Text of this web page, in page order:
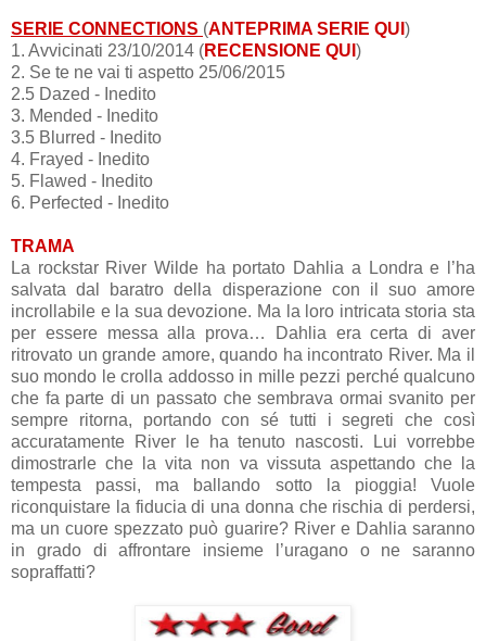
SERIE CONNECTIONS (ANTEPRIMA SERIE QUI )
1. Avvicinati 23/10/2014 (RECENSIONE QUI )
2. Se te ne vai ti aspetto 25/06/2015
2.5 Dazed - Inedito
3. Mended - Inedito
3.5 Blurred - Inedito
4. Frayed - Inedito
5. Flawed - Inedito
6. Perfected - Inedito
TRAMA
La rockstar River Wilde ha portato Dahlia a Londra e l’ha
salvata dal baratro della disperazione con il suo amore
incrollabile e la sua devozione. Ma la loro intricata storia sta
per essere messa alla prova… Dahlia era certa di aver
ritrovato un grande amore, quando ha incontrato River. Ma il
suo mondo le crolla addosso in mille pezzi perché qualcuno
che fa parte di un passato che sembrava ormai svanito per
sempre ritorna, portando con sé tutti i segreti che così
accuratamente River le ha tenuto nascosti. Lui vorrebbe
dimostrarle che la vita non va vissuta aspettando che la
tempesta passi, ma ballando sotto la pioggia! Vuole
riconquistare la fiducia di una donna che rischia di perdersi,
ma un cuore spezzato può guarire? River e Dahlia saranno
in grado di affrontare insieme l’uragano o ne saranno
sopraffatti?